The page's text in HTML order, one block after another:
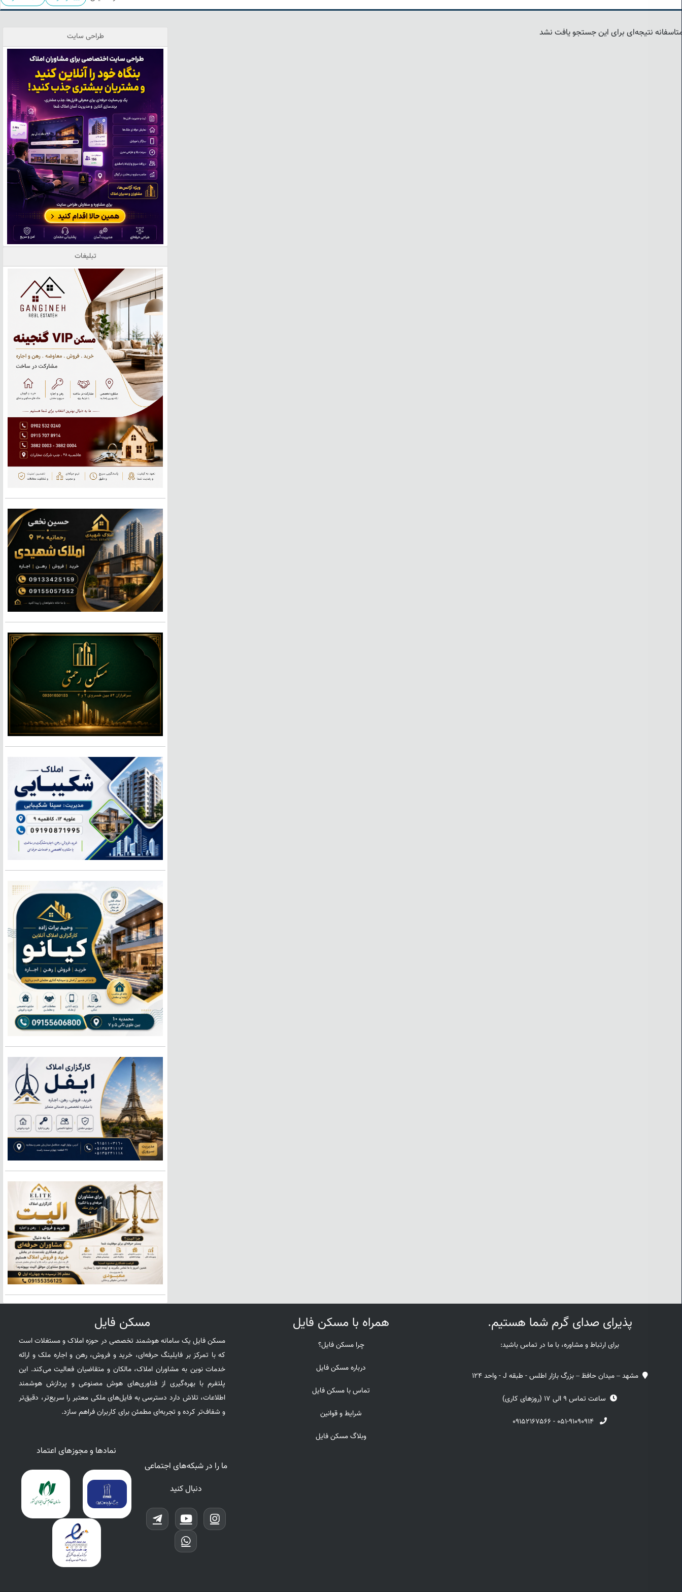
نتیجه‌ای برای این جستجو یافت نشد طراحی سایت
تبلیغات
پذیرای صدای گرم شما هستیم.
برای ارتباط و مشاوره، با ما در تماس باشید:
مشهد – میدان حافظ – بزرگ بازار اطلس - طبقه J - واحد 124
ساعت تماس 9 الی 17 (روزهای کاری)
۰۵۱-۹۱۰۹۰۹۱۴ - ۰۹۱۵۲۱۶۷۵۶۶
همراه با مسکن فایل
چرا مسکن فایل؟
درباره مسکن فایل
تماس با مسکن فایل
شرایط و قوانین
وبلاگ مسکن فایل
مسکن فایل
مسکن فایل یک سامانه هوشمند تخصصی در حوزه املاک و مستغلات است
که با تمرکز بر فایلینگ حرفه‌ای، خرید و فروش، رهن و اجاره ملک و ارائه
خدمات نوین به مشاوران املاک، مالکان و متقاضیان فعالیت می‌کند. این
پلتفرم با بهره‌گیری از فناوری‌های هوش مصنوعی و پردازش هوشمند
اطلاعات، تلاش دارد دسترسی به فایل‌های ملکی معتبر را سریع‌تر، دقیق‌تر
و شفاف‌تر کرده و تجربه‌ای مطمئن برای کاربران فراهم سازد.
ما را در شبکه‌های اجتماعی
دنبال کنید
نمادها و مجوزهای اعتماد